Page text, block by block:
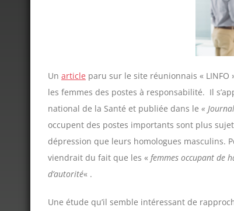
Un article paru sur le site réunionnais « LINFO
les femmes des postes à responsabilité. Il
national de la Santé et publiée dans le «
occupent des postes importants sont plus
dépression que leurs homologues masculins.
viendrait du fait que les « femmes occupant de
d’autorité« .
Une étude qu’il semble intéressant de